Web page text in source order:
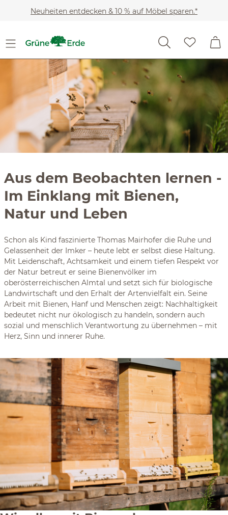
Zum Hauptinhalt springen
Neuheiten entdecken & 10 % auf Möbel sparen.*
Aus dem Beobachten lernen -
Im Einklang mit Bienen,
Natur und Leben
Schon als Kind faszinierte Thomas Mairhofer die Ruhe und
Gelassenheit der Imker – heute lebt er selbst diese Haltung.
Mit Leidenschaft, Achtsamkeit und einem tiefen Respekt vor
der Natur betreut er seine Bienenvölker im
oberösterreichischen Almtal und setzt sich für biologische
Landwirtschaft und den Erhalt der Artenvielfalt ein. Seine
Arbeit mit Bienen, Hanf und Menschen zeigt: Nachhaltigkeit
bedeutet nicht nur ökologisch zu handeln, sondern auch
sozial und menschlich Verantwortung zu übernehmen – mit
Herz, Sinn und innerer Ruhe.